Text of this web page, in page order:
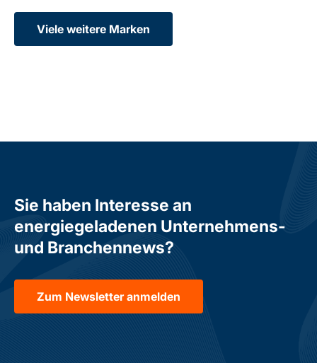
Viele weitere Marken
Sie haben Interesse an
energiegeladenen Unternehmens-
und Branchennews?
Zum Newsletter anmelden